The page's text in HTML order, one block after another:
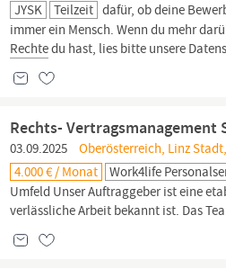
JYSK
Teilzeit dafür, ob deine
immer ein Mensch. Wenn du mehr
Rechtedu hast, lies bitte unsere
Rechts-
03.09.2025
Oberösterreich, Linz
4.000 € / Monat
Work4life
Umfeld Unser Auftraggeber ist eine
verlässliche Arbeit bekannt ist. Das